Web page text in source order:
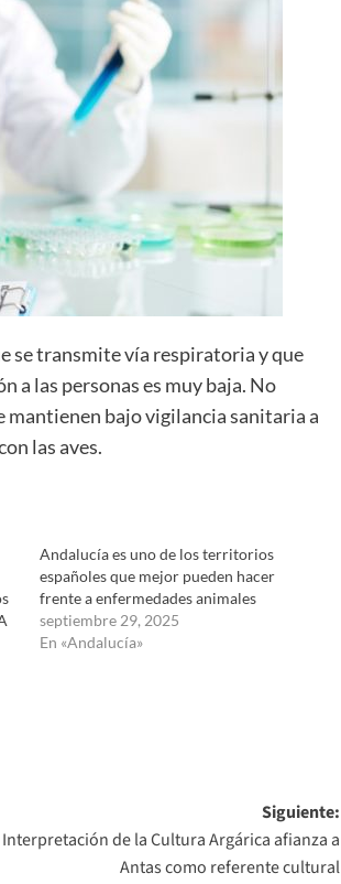
se transmite vía respiratoria y que
a las personas es muy baja. No
mantienen bajo vigilancia sanitaria a
las aves.
Andalucía es uno de los territorios
españoles que mejor pueden hacer
frente a enfermedades animales
septiembre 29, 2025
En «Andalucía»
Siguiente:
de la Cultura Argárica afianza a
Antas como referente cultural